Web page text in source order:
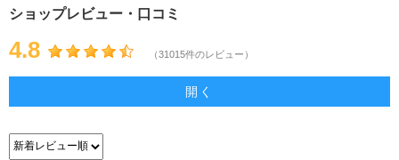
ショップレビュー・口コミ
4.8 （31015件のレビュー）
開く